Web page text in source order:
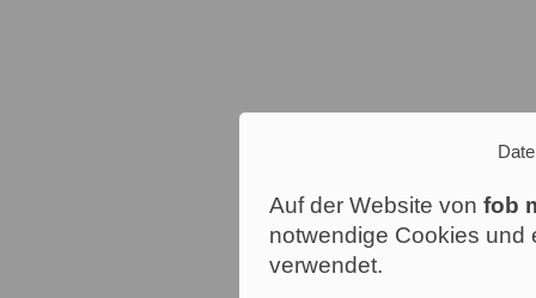
Auf der Website von fob
notwendige Cookies und
verwendet.